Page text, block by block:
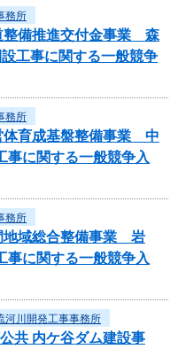
務所
整備推進交付金事業 森
工事に関する一般競争
務所
体育成基盤整備事業 中
に関する一般競争入
務所
地域総合整備事業 岩
に関する一般競争入
河川開発工事事務所
共 内ケ谷ダム建設事